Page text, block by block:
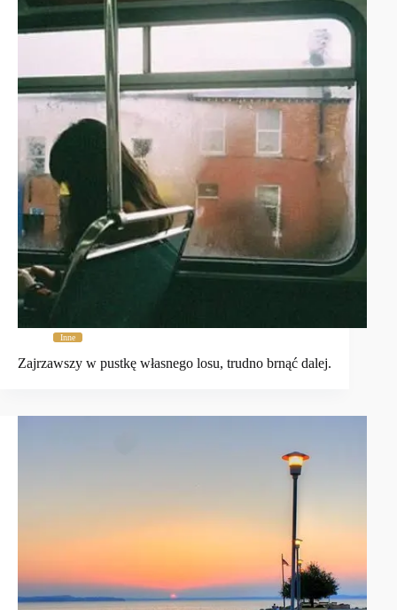
Inne
Zajrzawszy w pustkę własnego losu, trudno brnąć dalej.